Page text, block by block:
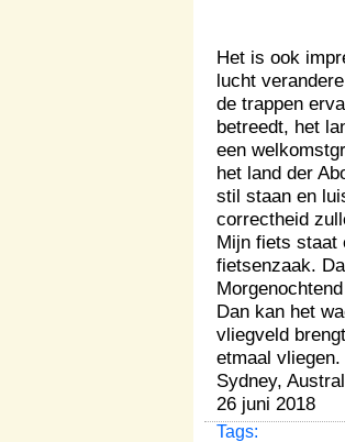
Het is ook
lucht
de trappen
betreedt, het
een
het land der
stil staan en
correctheid
Mijn fiets staat
fietsenzaak.
Dan kan het
vliegveld
etmaal vliegen.
Sydney,
26 juni 2018
Tags: